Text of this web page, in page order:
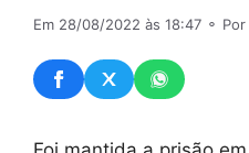
Em 28/08/2022 às 18:47 ⚬ Por